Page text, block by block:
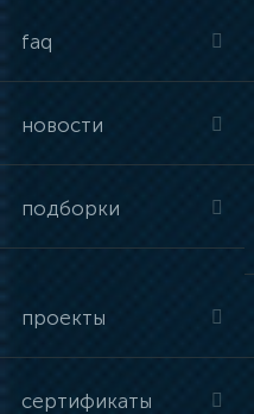
faq
новости
подборки
проекты
сертификаты